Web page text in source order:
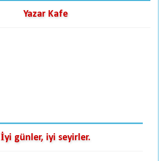
Yazar Kafe
İyi günler, iyi seyirler.